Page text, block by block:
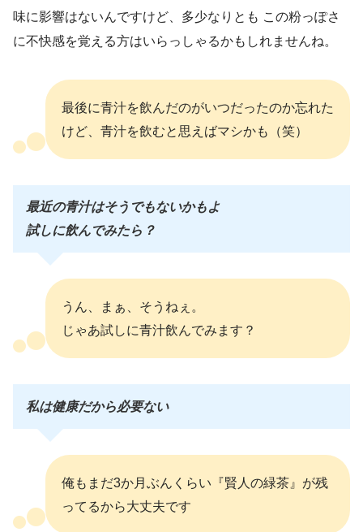
味に影響はないんですけど、多少なりとも この粉っぽさ
に不快感を覚える方はいらっしゃるかもしれませんね。
最後に青汁を飲んだのがいつだったのか忘れた
けど、青汁を飲むと思えばマシかも（笑）
最近の青汁はそうでもないかもよ
試しに飲んでみたら？
うん、まぁ、そうねぇ。
じゃあ試しに青汁飲んでみます？
私は健康だから必要ない
俺もまだ3か月ぶんくらい『賢人の緑茶』が残
ってるから大丈夫です